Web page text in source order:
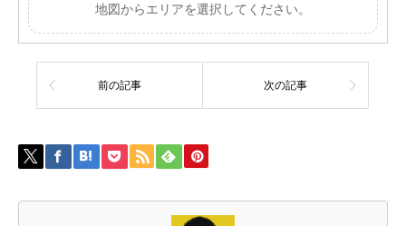
地図からエリアを選択してください。
前の記事 次の記事